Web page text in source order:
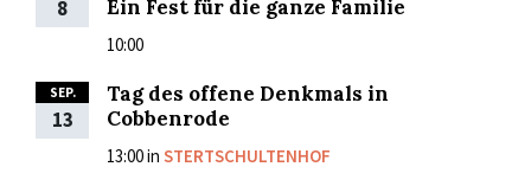
8
Ein Fest für die ganze Familie
10:00
SEP.
13
Tag des offene Denkmals in
Cobbenrode
13:00in STERTSCHULTENHOF